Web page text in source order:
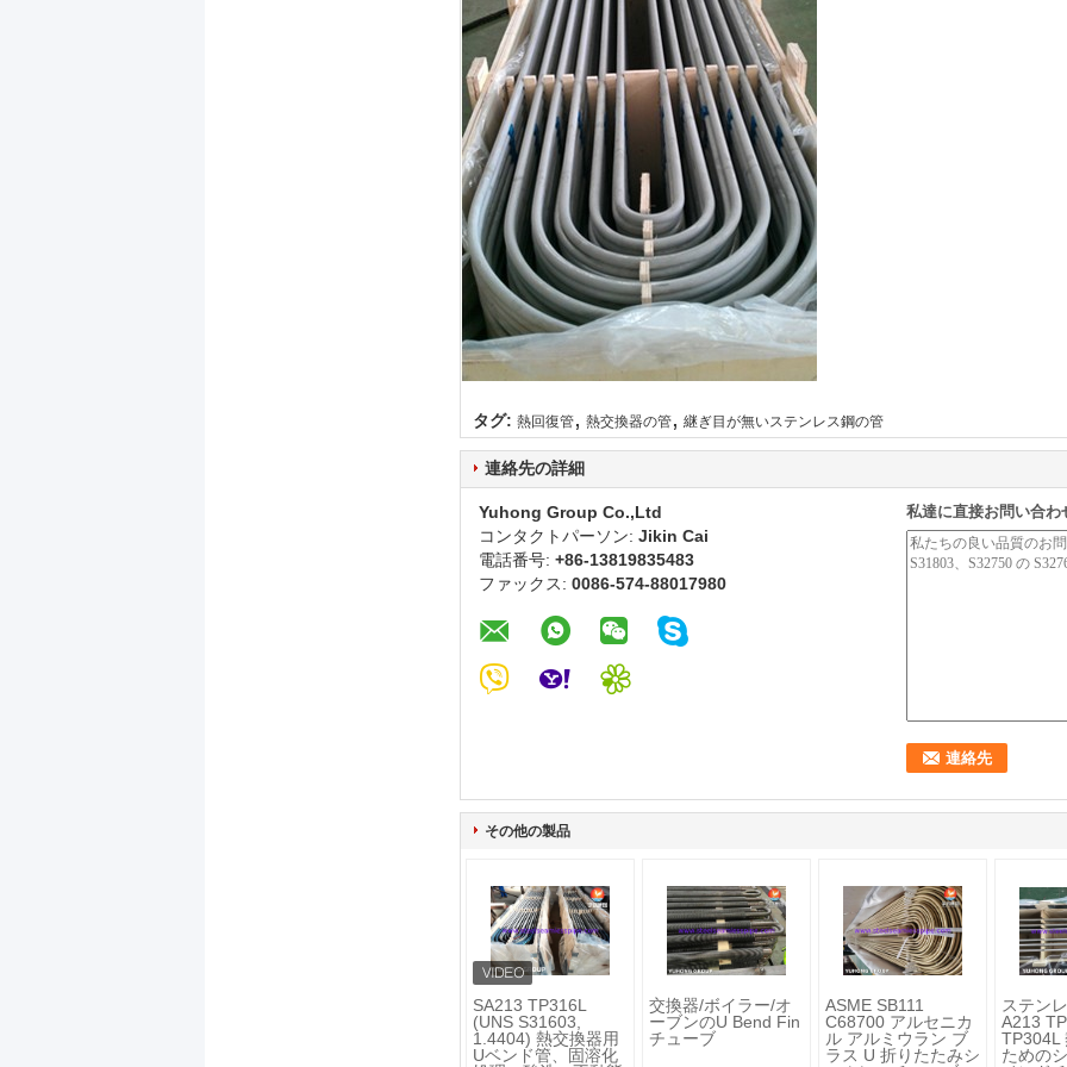
タグ: 熱回復管, 熱交換器の管, 継ぎ目が無いステンレス鋼の管
連絡先の詳細
Yuhong Group Co.,Ltd
コンタクトパーソン: Jikin Cai
電話番号: +86-13819835483
ファックス: 0086-574-88017980
私達に直接お問い合わ
その他の製品
SA213 TP316L
(UNS S31603,
1.4404) 熱交換器用
Uベンド管、固溶化
交換器/ボイラー/オ
ーブンのU Bend Fin
チューブ
ASME SB111
C68700 アルセニカ
ル アルミウラン ブ
ラス U 折りたたみシ
ステン
A213
TP304L
ための